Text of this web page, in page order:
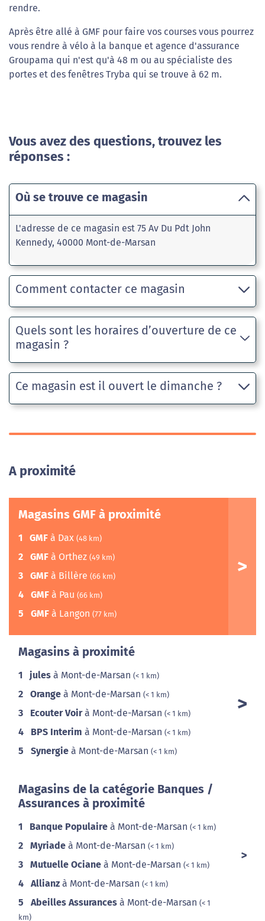
rendre.
Après être allé à GMF pour faire vos courses vous pourrez
vous rendre à vélo à la banque et agence d'assurance
Groupama qui n'est qu'à 48 m ou au spécialiste des
portes et des fenêtres Tryba qui se trouve à 62 m.
Vous avez des questions, trouvez les
réponses :
Où se trouve ce magasin
L'adresse de ce magasin est 75 Av Du Pdt John
Kennedy, 40000 Mont-de-Marsan
Comment contacter ce magasin
Quels sont les horaires d’ouverture de ce
magasin ?
Ce magasin est il ouvert le dimanche ?
A proximité
Magasins GMF à proximité
1 GMF à Dax (48 km)
2 GMF à Orthez (49 km)
3 GMF à Billère (66 km)
4 GMF à Pau (66 km)
5 GMF à Langon (77 km)
Magasins à proximité
1 jules à Mont-de-Marsan (< 1 km)
2 Orange à Mont-de-Marsan (< 1 km)
3 Ecouter Voirà Mont-de-Marsan (< 1 km)
4 BPS Interim à Mont-de-Marsan (< 1 km)
5 Synergie à Mont-de-Marsan (< 1 km)
Magasins de la catégorie Banques /
Assurances à proximité
1 Banque Populaire à Mont-de-Marsan (< 1 km)
2 Myriade à Mont-de-Marsan (< 1 km)
3 Mutuelle Ociane à Mont-de-Marsan (< 1 km)
4 Allianz à Mont-de-Marsan (< 1 km)
5 Abeilles Assurances à Mont-de-Marsan (< 1
km)